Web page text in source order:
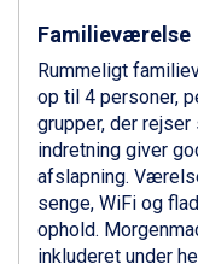
Sölden fra DKK
Bad
Passo Tonale
Saalbach fra
Champoluc fra
Sestriere fra
Wagrain fra
Ischgl fra DKK
Fieberbrunn
Familieværelse
Rummeligt
op til 4 personer,
grupper, der
indretning giver
afslapning.
senge, WiFi og
ophold.
inkluderet under